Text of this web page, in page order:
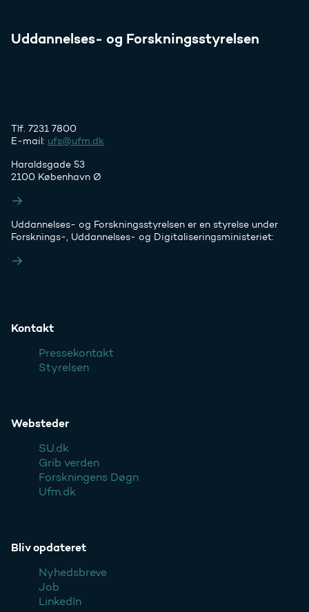
Uddannelses- og Forskningsstyrelsen
Tlf. 7231 7800
E-mail: ufs@ufm.dk
Haraldsgade 53
2100 København Ø
Uddannelses- og Forskningsstyrelsen er en styrelse under
Forsknings-, Uddannelses- og Digitaliseringsministeriet:
Kontakt
Pressekontakt
Styrelsen
Websteder
SU.dk
Grib verden
Forskningens Døgn
Ufm.dk
Bliv opdateret
Nyhedsbreve
Job
LinkedIn